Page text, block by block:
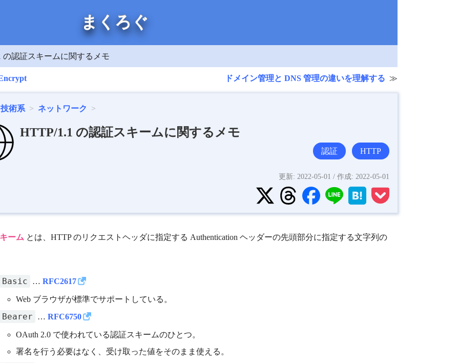
まくろぐ
の認証スキームに関するメモ
ドメイン管理と DNS 管理の違いを理解する
技術系 ネットワーク
HTTP/1.1 の認証スキームに関するメモ
認証 HTTP
更新: 2022-05-01 / 作成: 2022-05-01
ーム とは、HTTP のリクエストヘッダに指定する Authentication ヘッダーの先頭部分に指定する文字列の
Basic … RFC2617
Web ブラウザが標準でサポートしている。
Bearer … RFC6750
OAuth 2.0 で使われている認証スキームのひとつ。
署名を行う必要はなく、受け取った値をそのまま使える。